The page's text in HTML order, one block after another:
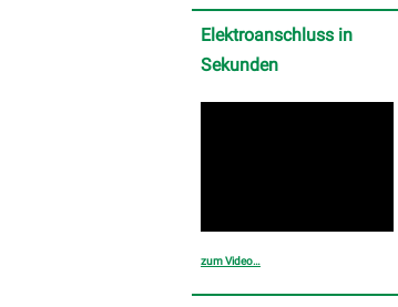
Elektroanschluss in
Sekunden
zum Video…